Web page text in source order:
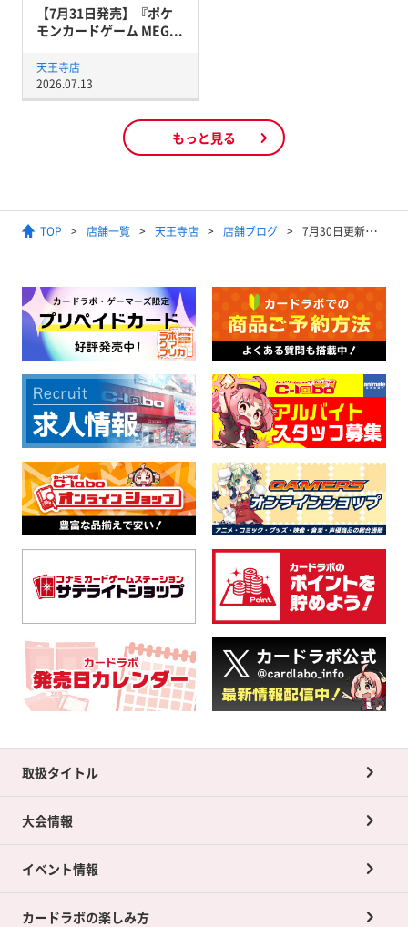
【7月31日発売】『ポケ
モンカードゲーム MEG...
天王寺店
2026.07.13
もっと見る
TOP 店舗一覧 天王寺店 店舗ブログ 7月30日更新【ドラゴンボールヒーローズ】買取表
取扱タイトル
大会情報
イベント情報
カードラボの楽しみ方